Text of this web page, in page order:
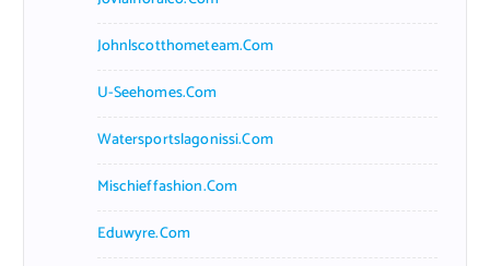
Johnlscotthometeam.com
U-Seehomes.com
Watersportslagonissi.com
Mischieffashion.com
Eduwyre.com